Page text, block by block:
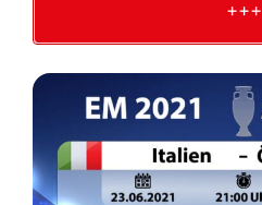
+++